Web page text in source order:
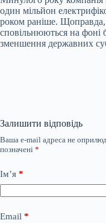
один мільйон
роком раніше. Щоправда,
сповільнюються на фоні
зменшення державних
Залишити відповідь
Ваша e-mail адреса не
позначені *
Ім’я *
Email *